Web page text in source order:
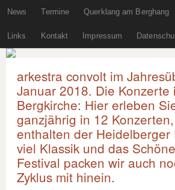
News Termine Querklang am Berghang
Links Kontakt Impressum
arkestra convolt im
Januar 2018. Die Konzerte
Bergkirche: Hier erleben
ganzjährig in 12
enthalten der Heidelberger
viel Klassik und das
Festival packen wir auch
Zyklus mit hinein.